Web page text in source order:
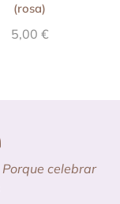
(rosa)
5,00 €
Porque celebrar